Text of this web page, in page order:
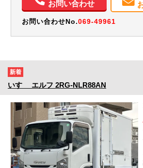
お問い合わせ
お問い合わせNo.069-49961
新着
いすゞ エルフ 2RG-NLR88AN